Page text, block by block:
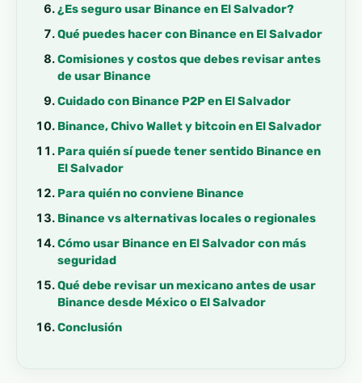
¿Es seguro usar Binance en El Salvador?
Qué puedes hacer con Binance en El Salvador
Comisiones y costos que debes revisar antes
de usar Binance
Cuidado con Binance P2P en El Salvador
Binance, Chivo Wallet y bitcoin en El Salvador
Para quién sí puede tener sentido Binance en
El Salvador
Para quién no conviene Binance
Binance vs alternativas locales o regionales
Cómo usar Binance en El Salvador con más
seguridad
Qué debe revisar un mexicano antes de usar
Binance desde México o El Salvador
Conclusión